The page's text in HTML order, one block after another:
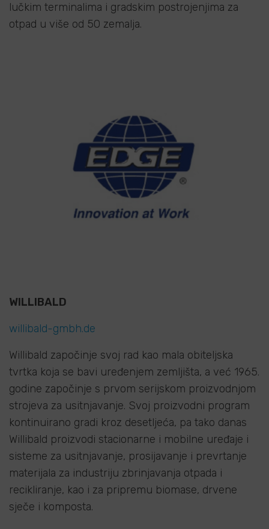
lučkim terminalima i gradskim postrojenjima za
otpad u više od 50 zemalja.
WILLIBALD
willibald-gmbh.de
Willibald započinje svoj rad kao mala obiteljska
tvrtka koja se bavi uređenjem zemljišta, a već 1965.
godine započinje s prvom serijskom proizvodnjom
strojeva za usitnjavanje. Svoj proizvodni program
kontinuirano gradi kroz desetljeća, pa tako danas
Willibald proizvodi stacionarne i mobilne uređaje i
sisteme za usitnjavanje, prosijavanje i prevrtanje
materijala za industriju zbrinjavanja otpada i
recikliranje, kao i za pripremu biomase, drvene
sječe i komposta.